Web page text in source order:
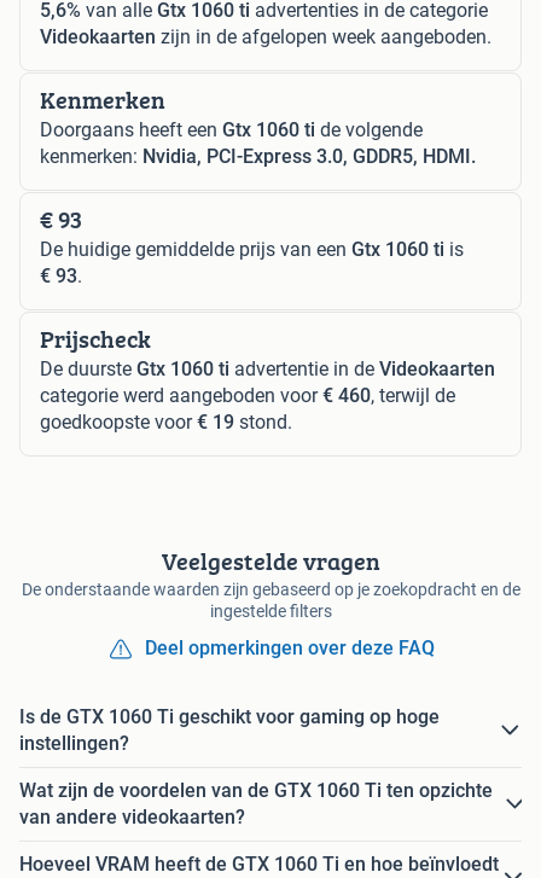
5,6% van alle Gtx 1060 ti advertenties in de categorie
Videokaarten zijn in de afgelopen week aangeboden.
Kenmerken
Doorgaans heeft een Gtx 1060 ti de volgende
kenmerken: Nvidia, PCI-Express 3.0, GDDR5, HDMI.
€ 93
De huidige gemiddelde prijs van een Gtx 1060 ti is
€ 93.
Prijscheck
De duurste Gtx 1060 ti advertentie in de Videokaarten
categorie werd aangeboden voor€ 460, terwijl de
goedkoopste voor€ 19 stond.
Veelgestelde vragen
De onderstaande waarden zijn gebaseerd op je zoekopdracht en de
ingestelde filters
Deel opmerkingen over deze FAQ
Is de GTX 1060 Ti geschikt voor gaming op hoge
instellingen?
Wat zijn de voordelen van de GTX 1060 Ti ten opzichte
van andere videokaarten?
Hoeveel VRAM heeft de GTX 1060 Ti en hoe beïnvloedt